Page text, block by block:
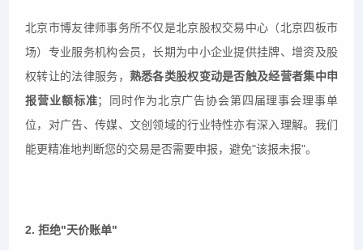
北京市博友律师事务所不仅是北京股权交易中心（北京四板市
场）专业服务机构会员，长期为中小企业提供挂牌、增资及股
权转让的法律服务， 熟悉各类股权变动是否触及经营者集中申
报营业额标准；同时作为北京广告协会第四届理事会理事单
位，对广告、传媒、文创领域的行业特性亦有深入理解。我们
能更精准地判断您的交易是否需要申报，避免"该报未报"。
2. 拒绝"天价账单"